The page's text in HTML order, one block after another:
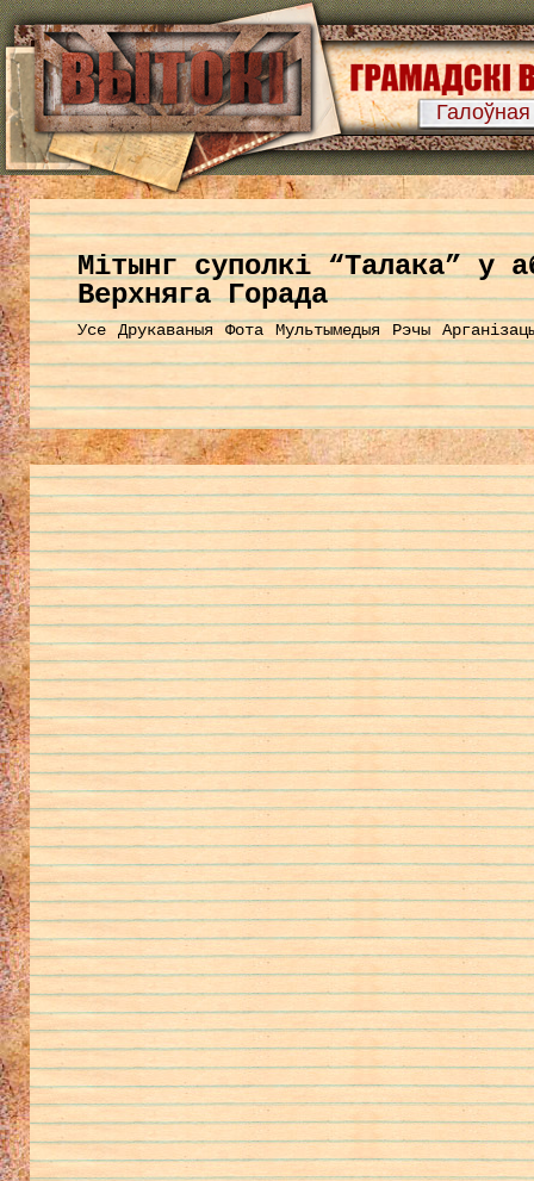
Галоўная
Мітынг суполкі “Талака” у
Верхняга Горада
Усе Друкаваныя Фота Мультымедыя Рэчы